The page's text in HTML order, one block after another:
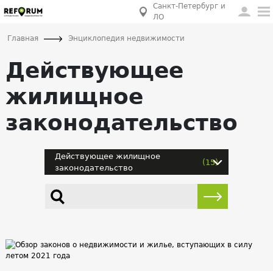
Санкт-Петербург и
ЛО
Главная Энциклопедия недвижимости
Действующее
жилищное
законодательство
Действующее жилищное
законодательство
(15)